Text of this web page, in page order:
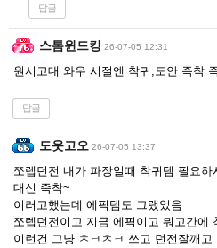
답글
스톰윈드킹 26-07-05 12:31
원시고대 와우 시절엔 착귀,도안 즉착
답글
도웃고오 26-07-05 13:37
쪼렙던전 내가 파장일때 착귀템 필요하
대신 즉착~
이러고했는데 에픽템도 그랬었음
쪼렙던전이고 지금 에픽이고 뭐고간에
이런건 그냥 ㅊㅋㅊㅋ 쓰고 던전잘깨고